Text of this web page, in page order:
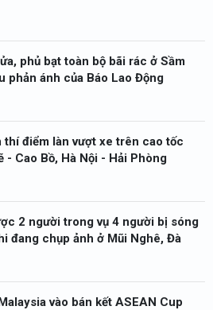
phủ bạt toàn bộ bãi rác ở Sầm
phản ánh của Báo Lao Động
thí điểm làn vượt xe trên cao tốc
- Cao Bồ, Hà Nội - Hải Phòng
2 người trong vụ 4 người bị sóng
đang chụp ảnh ở Mũi Nghê, Đà
vào bán kết ASEAN Cup